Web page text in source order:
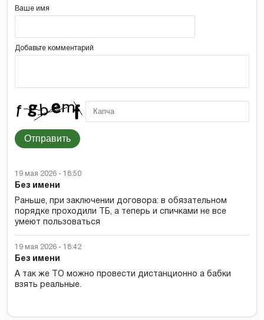
Ваше имя
Добавьте комментарий
Отправить
19 мая 2026 - 18:50
Без имени
Раньше, при заключении договора: в обязательном
порядке проходили ТБ, а теперь и спичками не все
умеют пользоваться
19 мая 2026 - 18:42
Без имени
А так же ТО можно провести дистанционно а бабки
взять реальные.